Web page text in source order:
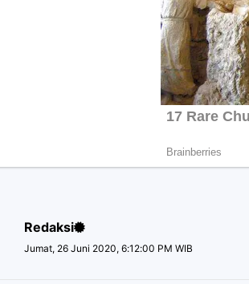
Redaksi
Jumat, 26 Juni 2020, 6:12:00 PM WIB